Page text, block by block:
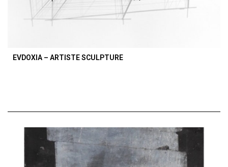
EVDOXIA – ARTISTE SCULPTURE